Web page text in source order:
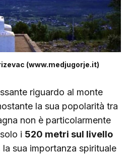
(www.medjugorje.it)
riguardo al monte
la sua popolarità tra
non è particolarmente
i 520 metri sul livello
la sua importanza spirituale